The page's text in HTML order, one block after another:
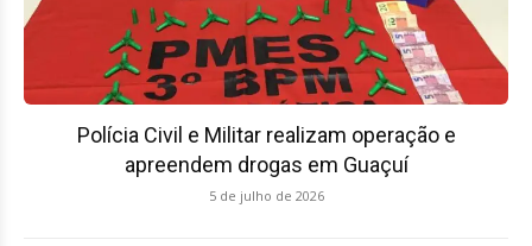
Polícia Civil e Militar realizam operação e
apreendem drogas em Guaçuí
5 de julho de 2026